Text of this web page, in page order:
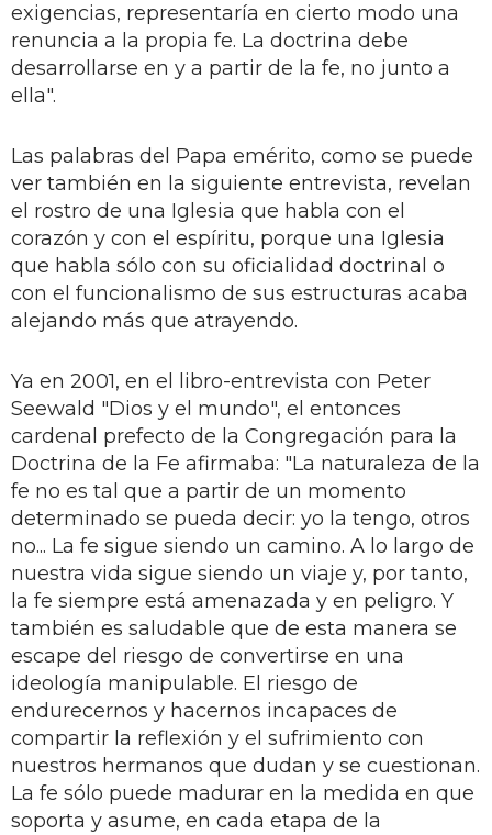
exigencias, representaría en cierto modo una
renuncia a la propia fe. La doctrina debe
desarrollarse en y a partir de la fe, no junto a
ella".
Las palabras del Papa emérito, como se puede
ver también en la siguiente entrevista, revelan
el rostro de una Iglesia que habla con el
corazón y con el espíritu, porque una Iglesia
que habla sólo con su oficialidad doctrinal o
con el funcionalismo de sus estructuras acaba
alejando más que atrayendo.
Ya en 2001, en el libro-entrevista con Peter
Seewald "Dios y el mundo", el entonces
cardenal prefecto de la Congregación para la
Doctrina de la Fe afirmaba: "La naturaleza de la
fe no es tal que a partir de un momento
determinado se pueda decir: yo la tengo, otros
no... La fe sigue siendo un camino. A lo largo de
nuestra vida sigue siendo un viaje y, por tanto,
la fe siempre está amenazada y en peligro. Y
también es saludable que de esta manera se
escape del riesgo de convertirse en una
ideología manipulable. El riesgo de
endurecernos y hacernos incapaces de
compartir la reflexión y el sufrimiento con
nuestros hermanos que dudan y se cuestionan.
La fe sólo puede madurar en la medida en que
soporta y asume, en cada etapa de la